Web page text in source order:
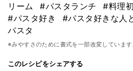
リーム
#パスタランチ
#料理
#パスタ好き
#パスタ好きな人
パスタ
※みやすさのために書式を一部改変しています
このレシピをシェアする